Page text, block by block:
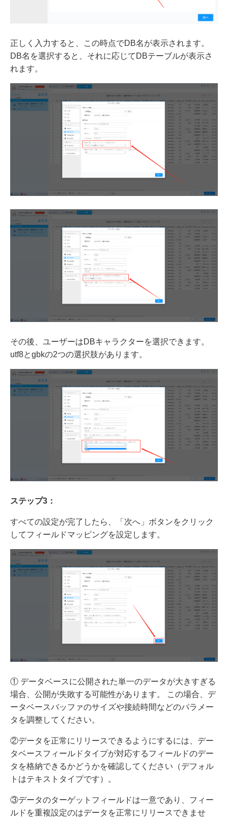
正しく入力すると、この時点でDB名が表示されます。
DB名を選択すると、それに応じてDBテーブルが表示さ
れます。
その後、ユーザーはDBキャラクターを選択できます。
utf8とgbkの2つの選択肢があります。
ステップ3：
すべての設定が完了したら、「次へ」ボタンをクリック
してフィールドマッピングを設定します。
① データベースに公開された単一のデータが大きすぎる
場合、公開が失敗する可能性があります。 この場合、デ
ータベースバッファのサイズや接続時間などのパラメー
タを調整してください。
②データを正常にリリースできるようにするには、デー
タベースフィールドタイプが対応するフィールドのデー
タを格納できるかどうかを確認してください（デフォル
トはテキストタイプです）。
③データのターゲットフィールドは一意であり、フィー
ルドを重複設定のはデータを正常にリリースできませ